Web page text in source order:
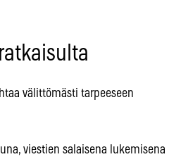
välittömästi tarpeeseen
viestien salaisena lukemisena